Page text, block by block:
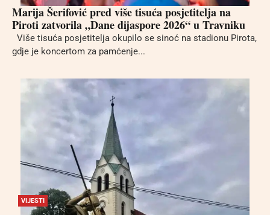
Marija Šerifović pred više tisuća posjetitelja na
Piroti zatvorila „Dane dijaspore 2026“ u Travniku
Više tisuća posjetitelja okupilo se sinoć na stadionu Pirota,
gdje je koncertom za pamćenje...
VIJESTI